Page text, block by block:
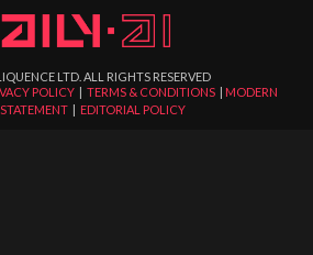
LTD. ALL RIGHTS RESERVED
POLICY |TERMS & CONDITIONS | MODERN
| EDITORIAL POLICY